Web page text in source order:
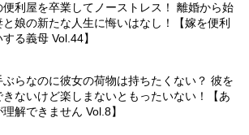
便利屋を卒業してノーストレス！ 離婚から始
と娘の新たな人生に悔いはなし！【嫁を便利
る義母 Vol.44】
ぶらなのに彼女の荷物は持ちたくない？ 彼を
きないけど楽しまないともったいない！【あ
解できません Vol.8】